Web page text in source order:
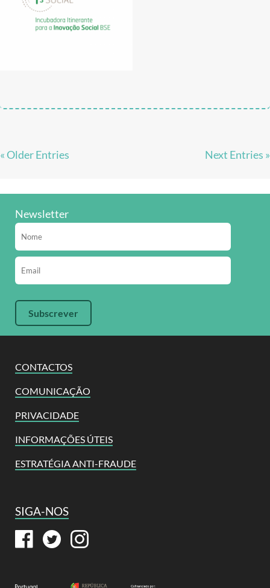
« Older Entries Next Entries »
CONTACTOS
COMUNICAÇÃO
PRIVACIDADE
INFORMAÇÕES ÚTEIS
ESTRATÉGIA ANTI-FRAUDE
SIGA-NOS
Newsletter